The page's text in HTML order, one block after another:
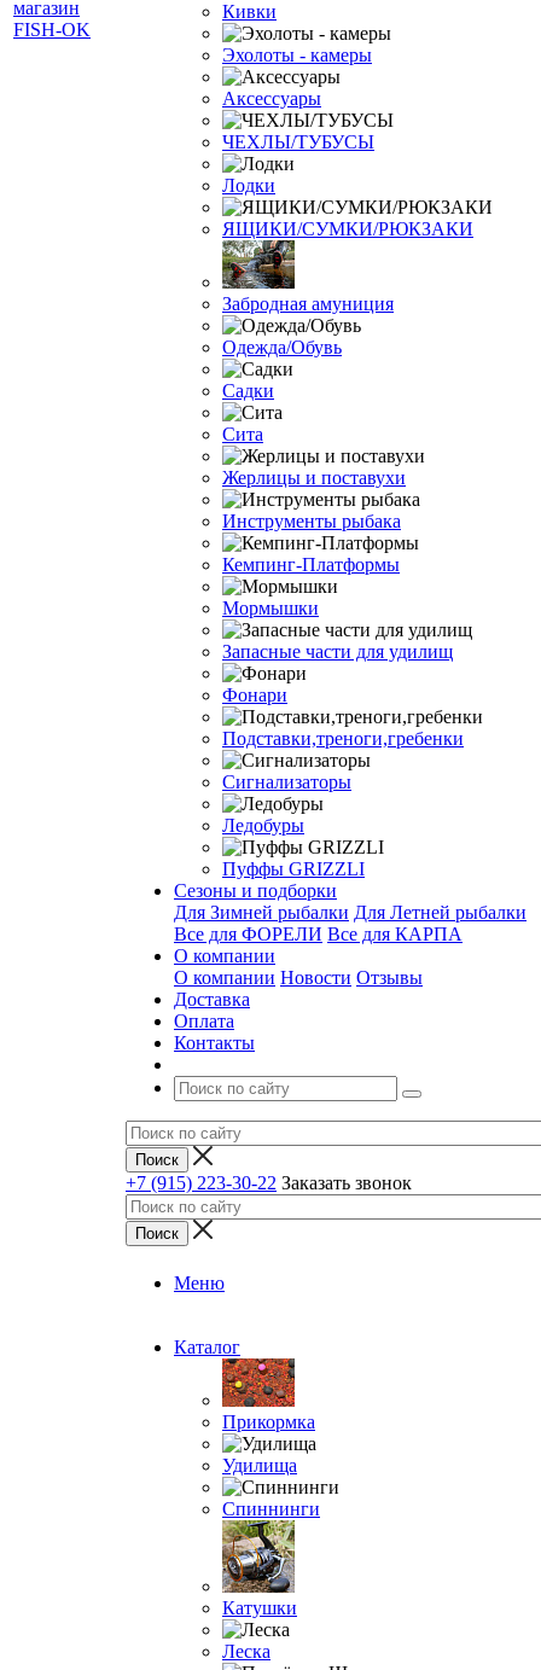
Кивки
Эхолоты - камеры
Аксессуары
ЧЕХЛЫ/ТУБУСЫ
Лодки
ЯЩИКИ/СУМКИ/РЮКЗАКИ
Забродная амуниция
Одежда/Обувь
Садки
Сита
Жерлицы и поставухи
Инструменты рыбака
Кемпинг-Платформы
Мормышки
Запасные части для удилищ
Фонари
Подставки,треноги,гребенки
Сигнализаторы
Ледобуры
Пуффы GRIZZLI
Сезоны и подборки
Для Зимней рыбалки Для Летней рыбалки
Все для ФОРЕЛИ Все для КАРПА
О компании
О компании Новости Отзывы
Доставка
Оплата
Контакты
+7 (915) 223-30-22 Заказать звонок
Меню
Каталог
Прикормка
Удилища
Спиннинги
Катушки
Леска